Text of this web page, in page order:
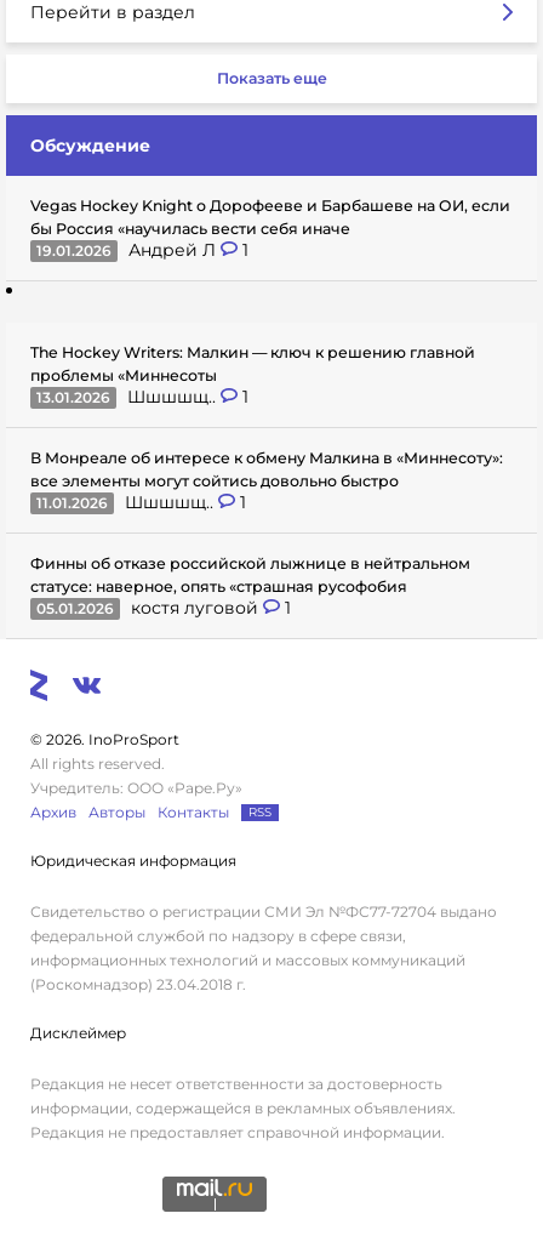
Перейти в раздел
Показать еще
Обсуждение
Vegas Hockey Knight о Дорофееве и Барбашеве на ОИ, если
бы Россия «научилась вести себя иначе
19.01.2026
Андрей Л 1
The Hockey Writers: Малкин — ключ к решению главной
проблемы «Миннесоты
13.01.2026
Шшшшщ.. 1
В Монреале об интересе к обмену Малкина в «Миннесоту»:
все элементы могут сойтись довольно быстро
11.01.2026
Шшшшщ.. 1
Финны об отказе российской лыжнице в нейтральном
статусе: наверное, опять «страшная русофобия
05.01.2026
костя луговой 1
© 2026. InoProSport
All rights reserved.
Учредитель: ООО «Раре.Ру»
Архив
Авторы Контакты RSS
Юридическая информация
Свидетельство о регистрации СМИ Эл №ФС77-72704 выдано
федеральной службой по надзору в сфере связи,
информационных технологий и массовых коммуникаций
(Роскомнадзор) 23.04.2018 г.
Дисклеймер
Редакция не несет ответственности за достоверность
информации, содержащейся в рекламных объявлениях.
Редакция не предоставляет справочной информации.